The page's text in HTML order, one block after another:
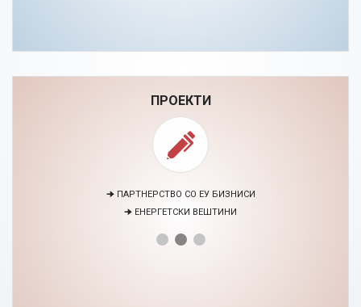
ПРОЕКТИ
🠊 ПАРТНЕРСТВО СО ЕУ БИЗНИСИ
🠊 ЕНЕРГЕТСКИ ВЕШТИНИ